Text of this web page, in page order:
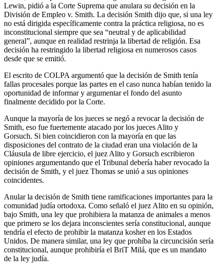
Lewin, pidió a la Corte Suprema que anulara su decisión en la
División de Empleo v. Smith. La decisión Smith dijo que, si una ley
no está dirigida específicamente contra la práctica religiosa, no es
inconstitucional siempre que sea “neutral y de aplicabilidad
general”, aunque en realidad restrinja la libertad de religión. Esa
decisión ha restringido la libertad religiosa en numerosos casos
desde que se emitió.
El escrito de COLPA argumentó que la decisión de Smith tenía
fallas procesales porque las partes en el caso nunca habían tenido la
oportunidad de informar y argumentar el fondo del asunto
finalmente decidido por la Corte.
Aunque la mayoría de los jueces se negó a revocar la decisión de
Smith, eso fue fuertemente atacado por los jueces Alito y
Gorsuch. Si bien coincidieron con la mayoría en que las
disposiciones del contrato de la ciudad eran una violación de la
Cláusula de libre ejercicio, el juez Alito y Gorsuch escribieron
opiniones argumentando que el Tribunal debería haber revocado la
decisión de Smith, y el juez Thomas se unió a sus opiniones
coincidentes.
Anular la decisión de Smith tiene ramificaciones importantes para la
comunidad judía ortodoxa. Como señaló el juez Alito en su opinión,
bajo Smith, una ley que prohibiera la matanza de animales a menos
que primero se los dejara inconscientes sería constitucional, aunque
tendría el efecto de prohibir la matanza kosher en los Estados
Unidos. De manera similar, una ley que prohíba la circuncisión sería
constitucional, aunque prohibiría el BriT Milá, que es un mandato
de la ley judía.